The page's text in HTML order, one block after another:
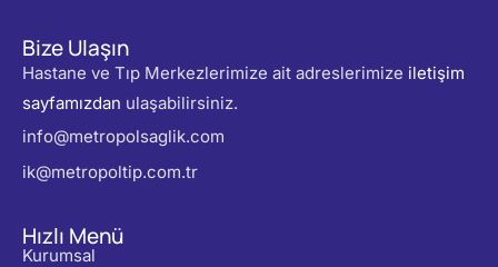
Bize Ulaşın
Hastane ve Tıp Merkezlerimize ait adreslerimize iletişim
sayfamızdan ulaşabilirsiniz.
info@metropolsaglik.com
ik@metropoltip.com.tr
Hızlı Menü
Kurumsal